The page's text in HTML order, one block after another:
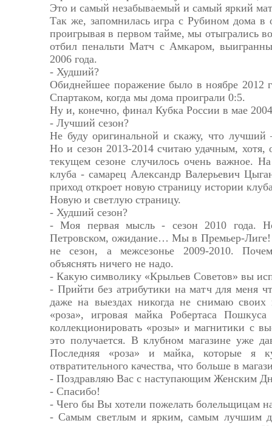
Это и самый незабываемый и самый яркий
Так же, запомнилась игра с Рубином дома в
проигрывая в первом тайме, мы отыгрались
отбил пенальти Матч с Амкаром,
2006 года.
- Худший?
Обиднейшее поражение было в ноябре 2012
Спартаком, когда мы дома проиграли 0:5.
Ну и, конечно, финал Кубка России в мае
- Лучший сезон?
Не буду оригинальной и скажу, что
Но и сезон 2013-2014 считаю удачным,
текущем сезоне случилось очень важное. На
клуба - самарец Александр Валерьевич
приход откроет новую страницу истории
Новую и светлую страницу.
- Худший сезон?
- Моя первая мысль - сезон 2010 года.
Петровском, ожидание… Мы в Премьер-
не сезон, а межсезонье 2009-2010.
объяснять ничего не надо.
- Какую символику «Крыльев Советов» вы
- Прийти без атрибутики на матч для меня
даже на выездах никогда не снимаю своих
«роза», игровая майка Робертаса
коллекционировать «розы» и магнитики с
это получается. В клубном магазине уже
Последняя «роза» и майка, которые я
отвратительного качества, что больше в
- Поздравляю Вас с наступающим Женским
- Спасибо!
- Чего бы Вы хотели пожелать болельщицам
- Самым светлым и ярким, самым лучшим